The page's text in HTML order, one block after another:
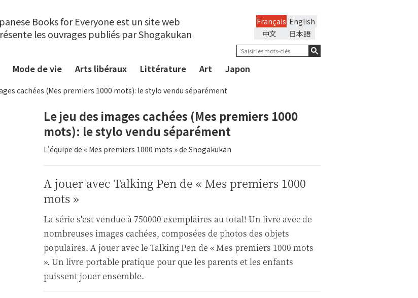
Books for Everyone est un site web
les ouvrages publiés par Shogakukan
English
Français
日本語
中文
Mode de vie Arts libéraux Littérature Art Japon
cachées (Mes premiers 1000 mots): le stylo vendu séparément
Le jeu des images cachées (Mes premiers 1000
mots): le stylo vendu séparément
L'équipe de « Mes premiers 1000 mots » de Shogakukan
A jouer avec Talking Pen de « Mes premiers 1000
mots »
La série s'est vendue à 750000 exemplaires au total! Un livre avec de
nombreuses images cachées, composées de photos des objets
populaires. A jouer avec le Talking Pen de « Mes premiers 1000 mots
». Un livre portable pratique pour que les parents et les enfants
puissent jouer ensemble.